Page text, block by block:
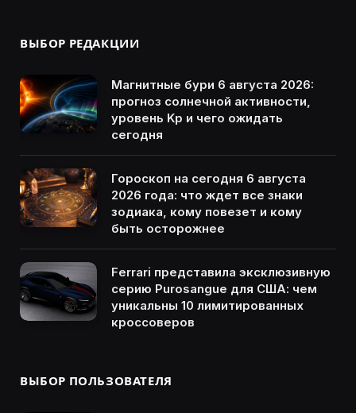
ВЫБОР РЕДАКЦИИ
Магнитные бури 6 августа 2026:
прогноз солнечной активности,
уровень Kp и чего ожидать
сегодня
Гороскоп на сегодня 6 августа
2026 года: что ждет все знаки
зодиака, кому повезет и кому
быть осторожнее
Ferrari представила эксклюзивную
серию Purosangue для США: чем
уникальны 10 лимитированных
кроссоверов
ВЫБОР ПОЛЬЗОВАТЕЛЯ